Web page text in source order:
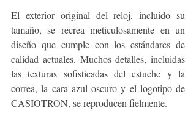
El exterior original del reloj, incluido su
tamaño, se recrea meticulosamente en un
diseño que cumple con los estándares de
calidad actuales. Muchos detalles, incluidas
las texturas sofisticadas del estuche y la
correa, la cara azul oscuro y el logotipo de
CASIOTRON, se reproducen fielmente.